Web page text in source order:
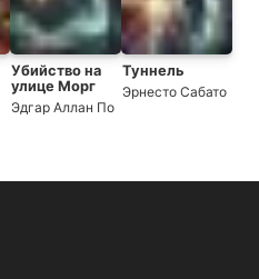
Убийство на
улице Морг
Эдгар Аллан По
Туннель
Эрнесто Сабато